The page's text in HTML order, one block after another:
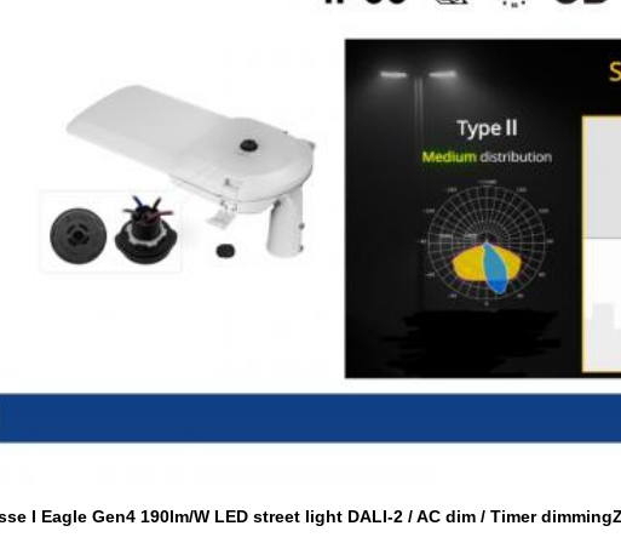
I Eagle Gen4 190lm/W LED street light DALI-2 / AC dim / Timer dimming